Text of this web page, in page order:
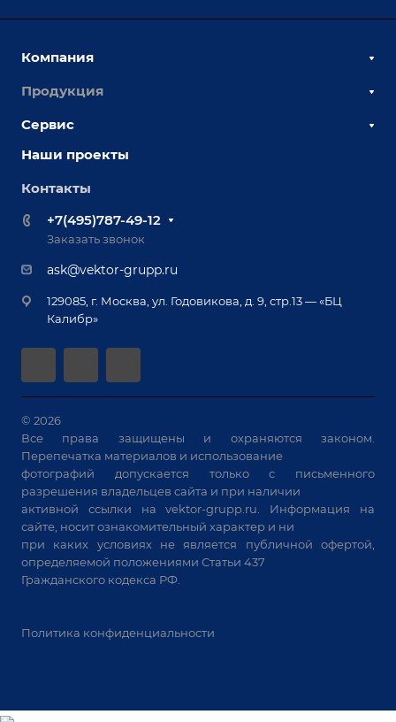
Компания
О компании
Выставки и мероприятия
Вопрос ответ
Реквизиты
Документы
Продукция
Сборочно-сварочные столы
Оснастка для сварочных столов
Оборудование для приварки крепежа
Приварной крепеж
Специализированные решения для сварки
Позиционеры и вращатели
Машины контактной сварки
Универсальные зажимы
Системы аспирации
Станки лазерной резки
Решения для учебных заведений
Сервис
Сервисное обслуживание
Обучение
Лизинг
Гарантия
автоматизации
Наши проекты
Контакты
+7(495)787-49-12
Заказать звонок
ask@vektor-grupp.ru
129085, г. Москва, ул. Годовикова, д. 9, стр.13 — «БЦ
Калибр»
© 2026
Все права защищены и охраняются законом.
Перепечатка материалов и использование
фотографий допускается только с письменного
разрешения владельцев сайта и при наличии
активной ссылки наvektor-grupp.ru . Информация на
сайте, носит ознакомительный характер и ни
при каких условиях не является публичной офертой,
определяемой положениями Статьи 437
Гражданского кодекса РФ.
Политика конфиденциальности